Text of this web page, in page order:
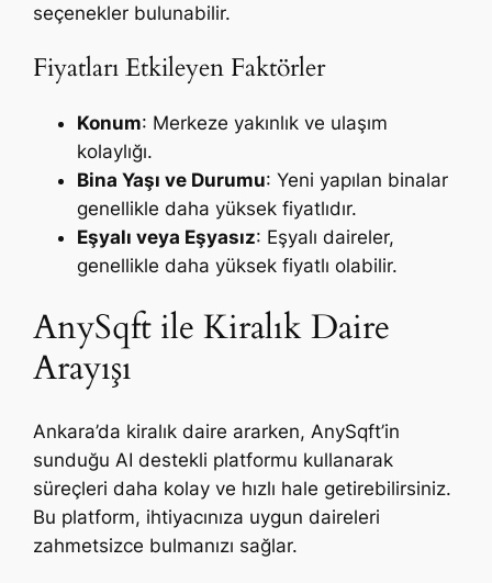
seçenekler bulunabilir.
Fiyatları Etkileyen Faktörler
Konum: Merkeze yakınlık ve ulaşım
kolaylığı.
Bina Yaşı ve Durumu: Yeni yapılan binalar
genellikle daha yüksek fiyatlıdır.
Eşyalı veya Eşyasız: Eşyalı daireler,
genellikle daha yüksek fiyatlı olabilir.
AnySqft ile Kiralık Daire
Arayışı
Ankara’da kiralık daire ararken, AnySqft’in
sunduğu AI destekli platformu kullanarak
süreçleri daha kolay ve hızlı hale getirebilirsiniz.
Bu platform, ihtiyacınıza uygun daireleri
zahmetsizce bulmanızı sağlar.